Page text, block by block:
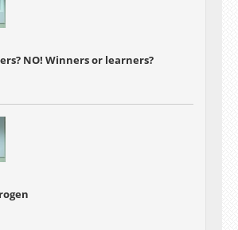
NO! Winners or learners?